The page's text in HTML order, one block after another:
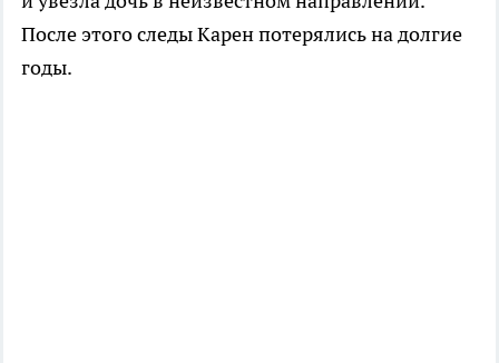
После этого следы Карен потерялись на долгие
годы.